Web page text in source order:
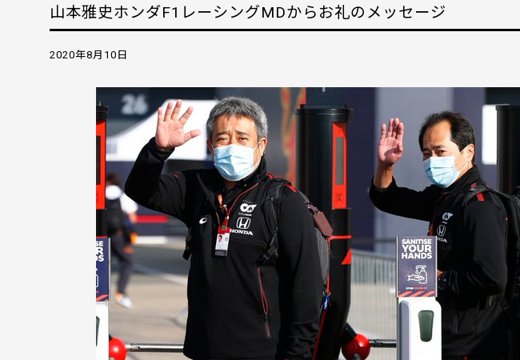
山本雅史ホンダF1レーシングMDからお礼のメッセージ
2020年8月10日